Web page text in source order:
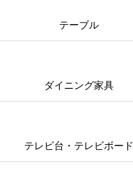
テーブル
ダイニング家具
テレビ台・テレビボード